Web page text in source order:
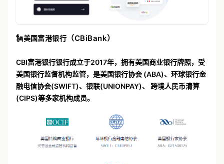
🗽美国富港银行 （CBiBank）
CBI富港银行银行成立于2017年，拥有美国商业银行牌照，受
美国银行监督机构监管，是美国银行协会 (ABA)、环球银行金
融电信协会(SWIFT)、银联(UNIONPAY)、 跨境人民币清算
(CIPS)等多家机构成员。